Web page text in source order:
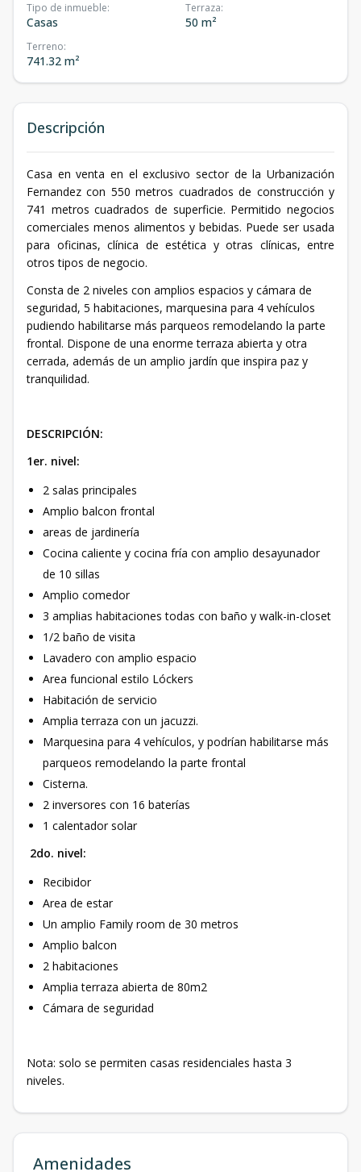
Tipo de inmueble:
Casas
Terraza:
50 m²
Terreno:
741.32 m²
Descripción
Casa en venta en el exclusivo sector de la Urbanización
Fernandez con 550 metros cuadrados de construcción y
741 metros cuadrados de superficie. Permitido negocios
comerciales menos alimentos y bebidas. Puede ser usada
para oficinas, clínica de estética y otras clínicas, entre
otros tipos de negocio.
Consta de 2 niveles con amplios espacios y cámara de
seguridad, 5 habitaciones, marquesina para 4 vehículos
pudiendo habilitarse más parqueos remodelando la parte
frontal. Dispone de una enorme terraza abierta y otra
cerrada, además de un amplio jardín que inspira paz y
tranquilidad.
DESCRIPCIÓN:
1er. nivel:
2 salas principales
Amplio balcon frontal
areas de jardinería
Cocina caliente y cocina fría con amplio desayunador
de 10 sillas
Amplio comedor
3 amplias habitaciones todas con baño y walk-in-closet
1/2 baño de visita
Lavadero con amplio espacio
Area funcional estilo Lóckers
Habitación de servicio
Amplia terraza con un jacuzzi.
Marquesina para 4 vehículos, y podrían habilitarse más
parqueos remodelando la parte frontal
Cisterna.
2 inversores con 16 baterías
1 calentador solar
2do. nivel:
Recibidor
Area de estar
Un amplio Family room de 30 metros
Amplio balcon
2 habitaciones
Amplia terraza abierta de 80m2
Cámara de seguridad
Nota: solo se permiten casas residenciales hasta 3
niveles.
Amenidades